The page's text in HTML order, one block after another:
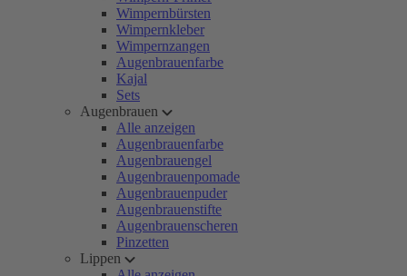
Wimpernbürsten
Wimpernkleber
Wimpernzangen
Augenbrauenfarbe
Kajal
Sets
Augenbrauen
Alle anzeigen
Augenbrauenfarbe
Augenbrauengel
Augenbrauenpomade
Augenbrauenpuder
Augenbrauenstifte
Augenbrauenscheren
Pinzetten
Lippen